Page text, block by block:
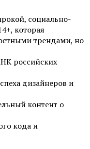
социально-
которая
трендами, но
российских
дизайнеров и
контент о
кода и